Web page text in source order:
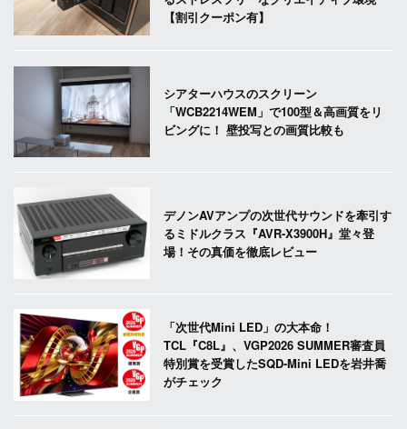
【割引クーポン有】
シアターハウスのスクリーン
「WCB2214WEM」で100型＆高画質をリ
ビングに！ 壁投写との画質比較も
デノンAVアンプの次世代サウンドを牽引す
るミドルクラス『AVR-X3900H』堂々登
場！その真価を徹底レビュー
「次世代Mini LED」の大本命！
TCL『C8L』、VGP2026 SUMMER審査員
特別賞を受賞したSQD-Mini LEDを岩井喬
がチェック